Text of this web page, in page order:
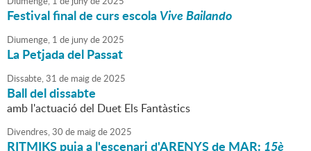
Festival final de curs escolaVive Bailando
Diumenge, 1 de junyde2025
La Petjada del Passat
Dissabte,31 de maigde2025
Ball del dissabte
amb l'actuació del Duet Els Fantàstics
Divendres,30 de maigde2025
RITMIKS puja a l'escenari d'ARENYS de MAR: 15è